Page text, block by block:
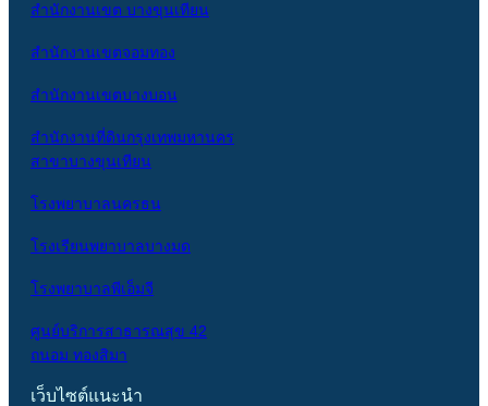
สำนักงานเขต บางขุนเทียน
สำนักงานเขตจอมทอง
สำนักงานเขตบางบอน
สำนักงานที่ดินกรุงเทพมหานคร
สาขาบางขุนเทียน
โรงพยาบาลนครธน
โรงเรียนพยาบาลบางมด
โรงพยาบาลพีเอ็มจี
ศูนย์บริการสาธารณสุข 42
ถนอม ทองสิมา
เว็บไซต์แนะนำ